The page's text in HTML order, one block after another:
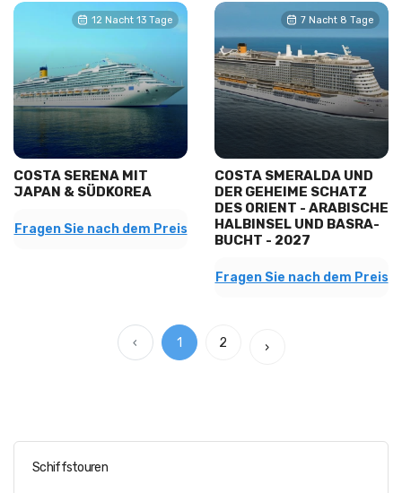
12 Nacht 13 Tage
COSTA SERENA MIT
JAPAN & SÜDKOREA
Fragen Sie nach dem Preis
7 Nacht 8 Tage
COSTA SMERALDA UND
DER GEHEIME SCHATZ
DES ORIENT - ARABISCHE
HALBINSEL UND BASRA-
BUCHT - 2027
Fragen Sie nach dem Preis
‹ 1 2 ›
Schiffstouren